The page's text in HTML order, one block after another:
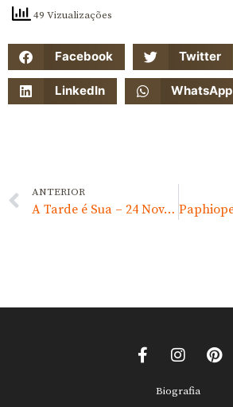
49 Vizualizações
Facebook Twitter
LinkedIn WhatsApp
ANTERIOR
A Tarde é Sua – 24 Nov. 2017
Biografia